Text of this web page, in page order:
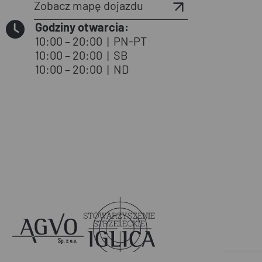
Zobacz mapę dojazdu
Godziny otwarcia:
10:00 – 20:00 |PN-PT
10:00 – 20:00 |SB
10:00 – 20:00 |ND
Agvo Iglica